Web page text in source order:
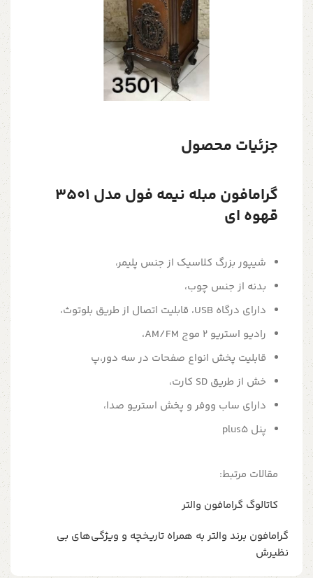
جزئیات محصول
گرامافون مبله نیمه فول مدل 3501
قهوه ای
شیپور بزرگ کلاسیک از جنس پلیمر،
بدنه از جنس چوب،
دارای درگاه USB، قابلیت اتصال از طریق بلوتوث،
رادیو استریو 2 موج AM/FM،
قابلیت پخش انواع صفحات در سه دور،پ
خش از طریق SD کارت،
دارای ساب ووفر و پخش استریو صدا،
پنل plus5
مقالات مرتبط:
کاتالوگ گرامافون والتر
گرامافون برند والتر به همراه تاریخچه و ویژگی‌های بی
نظیرش